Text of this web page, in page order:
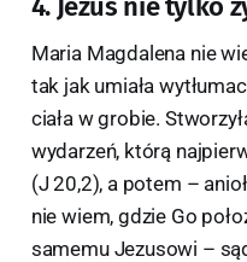
4. Jezus nie tylko
Maria Magdalena nie
tak jak umiała
ciała w grobie.
wydarzeń, którą
(J 20,2), a potem –
nie wiem, gdzie Go
samemu Jezusowi –